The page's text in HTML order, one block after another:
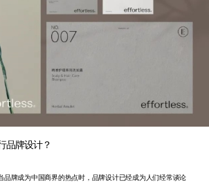
品牌设计？
品牌成为中国商界的热点时，品牌设计已经成为人们经常谈论